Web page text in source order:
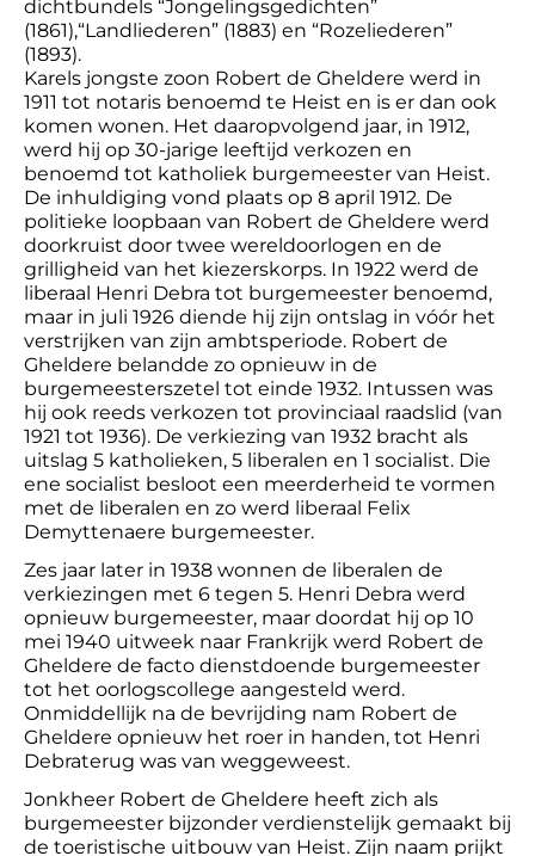
dichtbundels “Jongelingsgedichten”
(1861),“Landliederen” (1883) en “Rozeliederen”
(1893).
Karels jongste zoon Robert de Gheldere werd in
1911 tot notaris benoemd te Heist en is er dan ook
komen wonen. Het daaropvolgend jaar, in 1912,
werd hij op 30-jarige leeftijd verkozen en
benoemd tot katholiek burgemeester van Heist.
De inhuldiging vond plaats op 8 april 1912. De
politieke loopbaan van Robert de Gheldere werd
doorkruist door twee wereldoorlogen en de
grilligheid van het kiezerskorps. In 1922 werd de
liberaal Henri Debra tot burgemeester benoemd,
maar in juli 1926 diende hij zijn ontslag in vóór het
verstrijken van zijn ambtsperiode. Robert de
Gheldere belandde zo opnieuw in de
burgemeesterszetel tot einde 1932. Intussen was
hij ook reeds verkozen tot provinciaal raadslid (van
1921 tot 1936). De verkiezing van 1932 bracht als
uitslag 5 katholieken, 5 liberalen en 1 socialist. Die
ene socialist besloot een meerderheid te vormen
met de liberalen en zo werd liberaal Felix
Demyttenaere burgemeester.
Zes jaar later in 1938 wonnen de liberalen de
verkiezingen met 6 tegen 5. Henri Debra werd
opnieuw burgemeester, maar doordat hij op 10
mei 1940 uitweek naar Frankrijk werd Robert de
Gheldere de facto dienstdoende burgemeester
tot het oorlogscollege aangesteld werd.
Onmiddellijk na de bevrijding nam Robert de
Gheldere opnieuw het roer in handen, tot Henri
Debraterug was van weggeweest.
Jonkheer Robert de Gheldere heeft zich als
burgemeester bijzonder verdienstelijk gemaakt bij
de toeristische uitbouw van Heist. Zijn naam prijkt